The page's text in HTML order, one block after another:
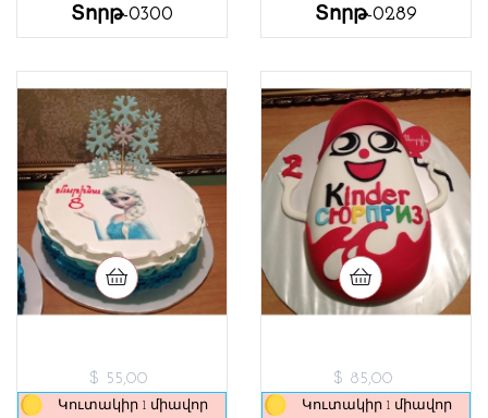
Տորթ-0300 Տորթ-0289
$ 55,00
Կուտակիր 1 միավոր
$ 85,00
Կուտակիր 1 միավոր